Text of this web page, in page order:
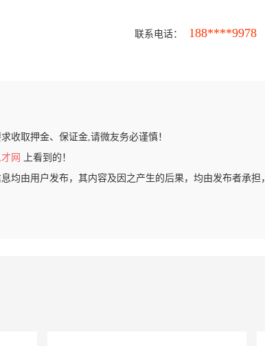
联系电话： 188****9978
收取押金、保证金,请微友务必谨慎！
网
上看到的！
均由用户发布，其内容及因之产生的后果，均由发布者承担